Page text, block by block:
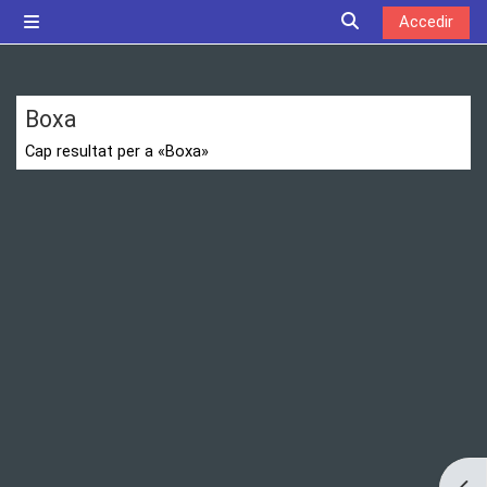
Commuta
Accedir
Boxa
Cap resultat per a «Boxa»